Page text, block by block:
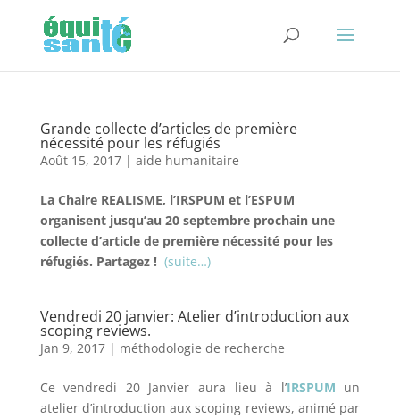
Grande collecte d’articles de première
nécessité pour les réfugiés
Août 15, 2017| aide humanitaire
La Chaire REALISME, l’IRSPUM et l’ESPUM
organisent jusqu’au 20 septembre prochain une
collecte d’article de première nécessité pour les
réfugiés. Partagez ! (suite…)
Vendredi 20 janvier: Atelier d’introduction aux
scoping reviews.
Jan 9, 2017| méthodologie de recherche
Ce vendredi 20 Janvier aura lieu à l’IRSPUM un
atelier d’introduction aux scoping reviews, animé par